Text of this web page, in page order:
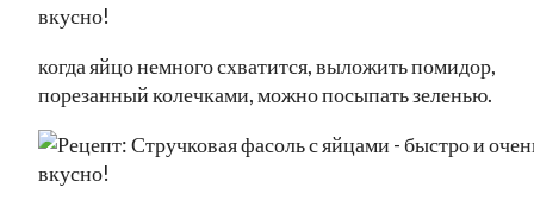
когда яйцо немного схватится, выложить помидор,
порезанный колечками, можно посыпать зеленью.